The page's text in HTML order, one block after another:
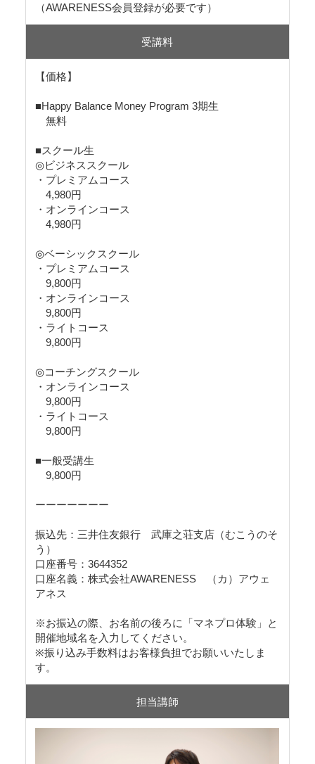
（AWARENESS会員登録が必要です）
受講料
【価格】
■Happy Balance Money Program 3期生
無料
■スクール生
◎ビジネススクール
・プレミアムコース
4,980円
・オンラインコース
4,980円
◎ベーシックスクール
・プレミアムコース
9,800円
・オンラインコース
9,800円
・ライトコース
9,800円
◎コーチングスクール
・オンラインコース
9,800円
・ライトコース
9,800円
■一般受講生
9,800円
ーーーーーーー
振込先：三井住友銀行 武庫之荘支店（むこうのそ
う）
口座番号：3644352
口座名義：株式会社AWARENESS （カ）アウェ
アネス
※お振込の際、お名前の後ろに「マネプロ体験」と
開催地域名を入力してください。
※振り込み手数料はお客様負担でお願いいたしま
す。
担当講師